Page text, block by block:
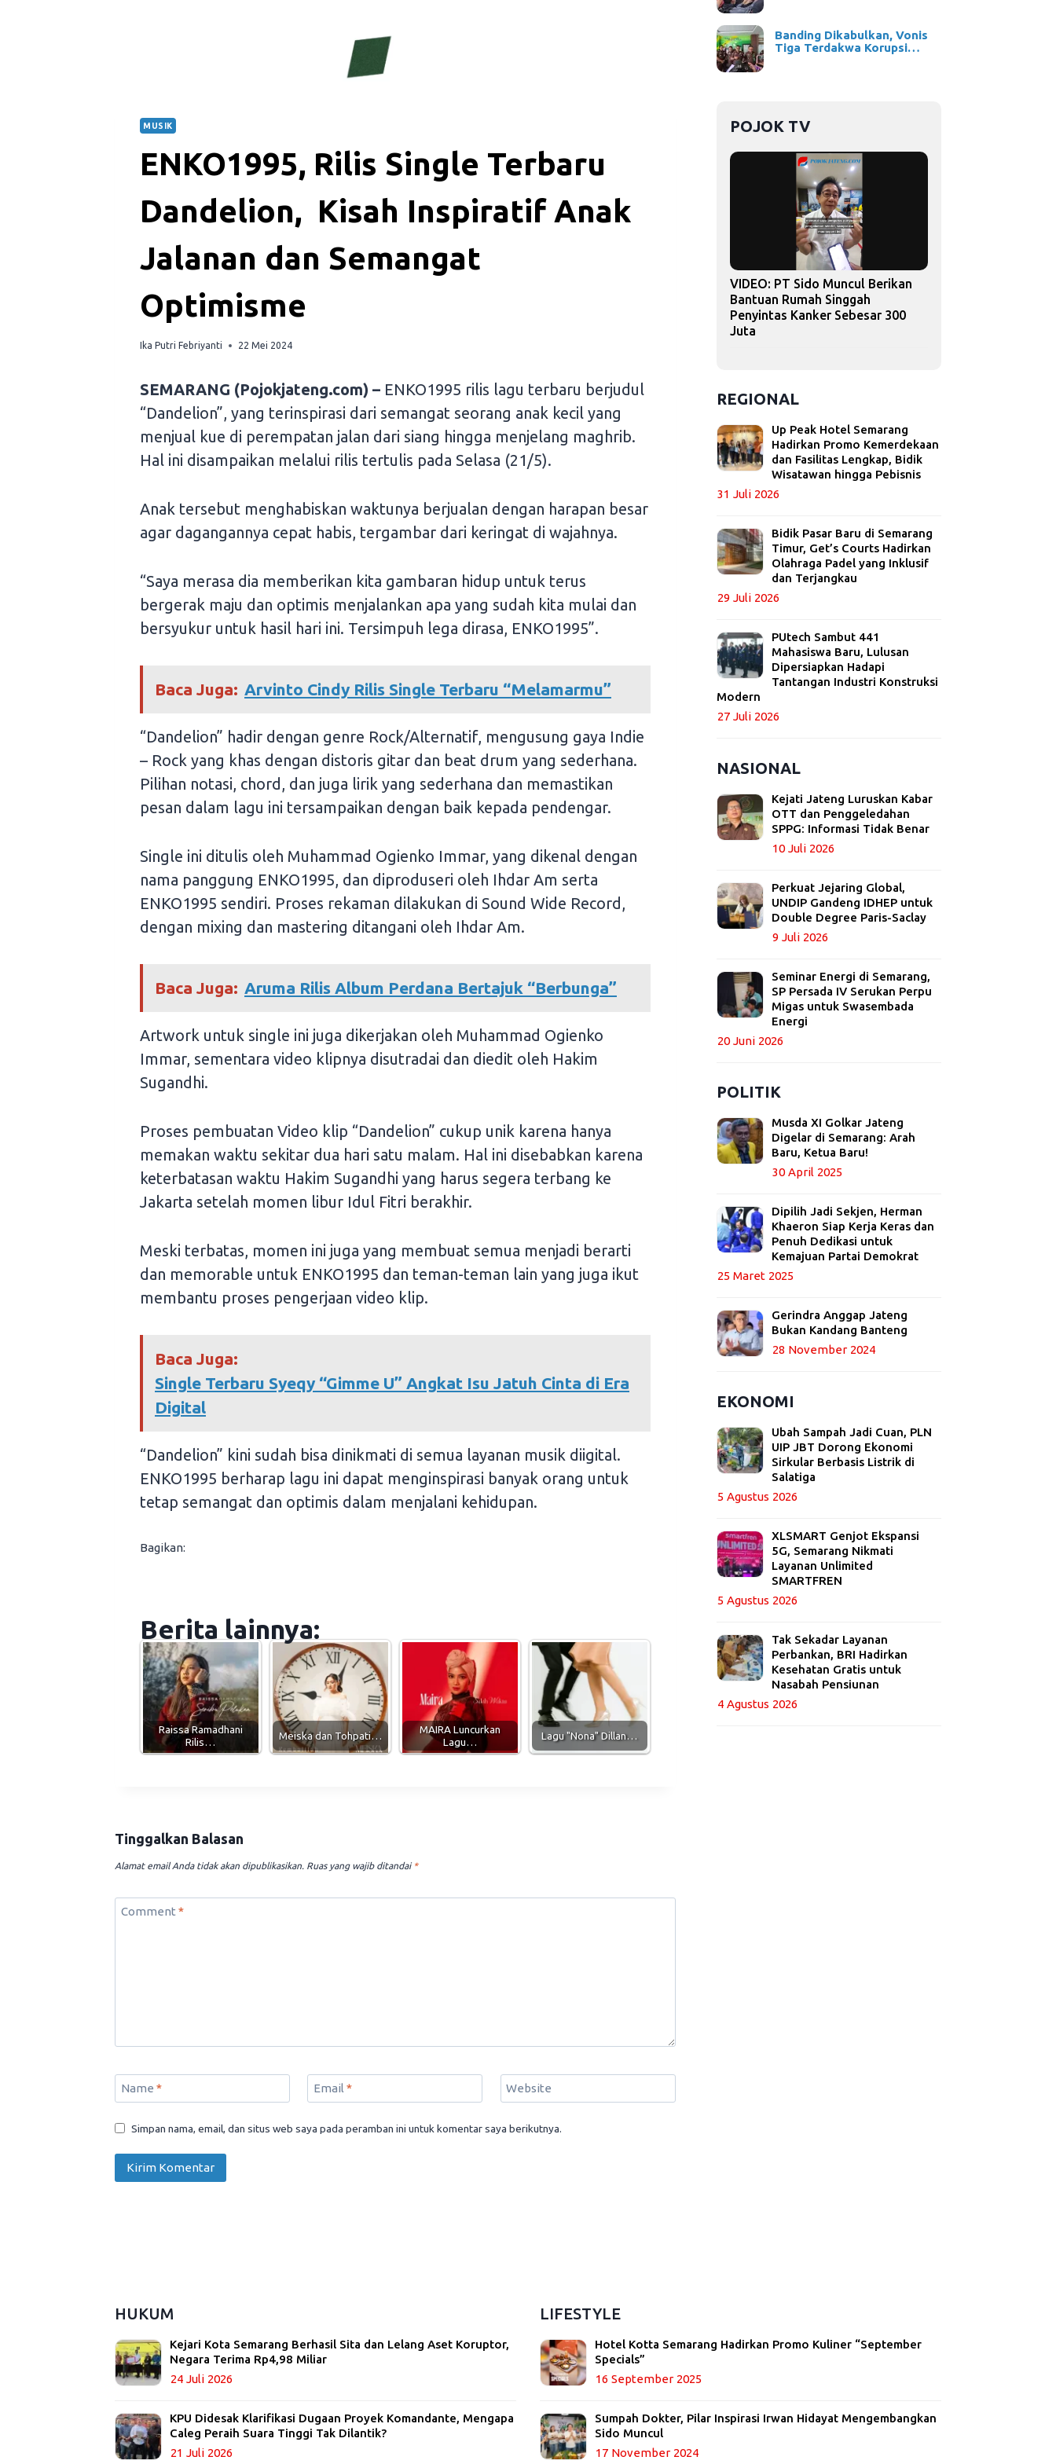
MUSIK
ENKO1995, Rilis Single Terbaru
Dandelion, Kisah Inspiratif Anak
Jalanan dan Semangat
Optimisme
Ika Putri Febriyanti 22 Mei 2024
SEMARANG (Pojokjateng.com) – ENKO1995 rilis lagu terbaru berjudul
“Dandelion”, yang terinspirasi dari semangat seorang anak kecil yang
menjual kue di perempatan jalan dari siang hingga menjelang maghrib.
Hal ini disampaikan melalui rilis tertulis pada Selasa (21/5).
Anak tersebut menghabiskan waktunya berjualan dengan harapan besar
agar dagangannya cepat habis, tergambar dari keringat di wajahnya.
“Saya merasa dia memberikan kita gambaran hidup untuk terus
bergerak maju dan optimis menjalankan apa yang sudah kita mulai dan
bersyukur untuk hasil hari ini. Tersimpuh lega dirasa, ENKO1995”.
Baca Juga: Arvinto Cindy Rilis Single Terbaru “Melamarmu”
“Dandelion” hadir dengan genre Rock/Alternatif, mengusung gaya Indie
– Rock yang khas dengan distoris gitar dan beat drum yang sederhana.
Pilihan notasi, chord, dan juga lirik yang sederhana dan memastikan
pesan dalam lagu ini tersampaikan dengan baik kepada pendengar.
Single ini ditulis oleh Muhammad Ogienko Immar, yang dikenal dengan
nama panggung ENKO1995, dan diproduseri oleh Ihdar Am serta
ENKO1995 sendiri. Proses rekaman dilakukan di Sound Wide Record,
dengan mixing dan mastering ditangani oleh Ihdar Am.
Baca Juga: Aruma Rilis Album Perdana Bertajuk “Berbunga”
Artwork untuk single ini juga dikerjakan oleh Muhammad Ogienko
Immar, sementara video klipnya disutradai dan diedit oleh Hakim
Sugandhi.
Proses pembuatan Video klip “Dandelion” cukup unik karena hanya
memakan waktu sekitar dua hari satu malam. Hal ini disebabkan karena
keterbatasan waktu Hakim Sugandhi yang harus segera terbang ke
Jakarta setelah momen libur Idul Fitri berakhir.
Meski terbatas, momen ini juga yang membuat semua menjadi berarti
dan memorable untuk ENKO1995 dan teman-teman lain yang juga ikut
membantu proses pengerjaan video klip.
Baca Juga:
Single Terbaru Syeqy “Gimme U” Angkat Isu Jatuh Cinta di Era
Digital
“Dandelion” kini sudah bisa dinikmati di semua layanan musik diigital.
ENKO1995 berharap lagu ini dapat menginspirasi banyak orang untuk
tetap semangat dan optimis dalam menjalani kehidupan.
Bagikan:
Berita lainnya:
Raissa Ramadhani
Rilis…
Meiska dan Tohpati…
MAIRA Luncurkan
Lagu…
Lagu "Nona" Dillan…
Tinggalkan Balasan
Alamat email Anda tidak akan dipublikasikan. Ruas yang wajib ditandai *
Comment *
Name * Email * Website
Simpan nama, email, dan situs web saya pada peramban ini untuk komentar saya berikutnya.
Banding Dikabulkan, Vonis
Tiga Terdakwa Korupsi…
POJOK TV
VIDEO: PT Sido Muncul Berikan
Bantuan Rumah Singgah
Penyintas Kanker Sebesar 300
Juta
REGIONAL
Up Peak Hotel Semarang
Hadirkan Promo Kemerdekaan
dan Fasilitas Lengkap, Bidik
Wisatawan hingga Pebisnis
31 Juli 2026
Bidik Pasar Baru di Semarang
Timur, Get’s Courts Hadirkan
Olahraga Padel yang Inklusif
dan Terjangkau
29 Juli 2026
PUtech Sambut 441
Mahasiswa Baru, Lulusan
Dipersiapkan Hadapi
Tantangan Industri Konstruksi
Modern
27 Juli 2026
NASIONAL
Kejati Jateng Luruskan Kabar
OTT dan Penggeledahan
SPPG: Informasi Tidak Benar
10 Juli 2026
Perkuat Jejaring Global,
UNDIP Gandeng IDHEP untuk
Double Degree Paris-Saclay
9 Juli 2026
Seminar Energi di Semarang,
SP Persada IV Serukan Perpu
Migas untuk Swasembada
Energi
20 Juni 2026
POLITIK
Musda XI Golkar Jateng
Digelar di Semarang: Arah
Baru, Ketua Baru!
30 April 2025
Dipilih Jadi Sekjen, Herman
Khaeron Siap Kerja Keras dan
Penuh Dedikasi untuk
Kemajuan Partai Demokrat
25 Maret 2025
Gerindra Anggap Jateng
Bukan Kandang Banteng
28 November 2024
EKONOMI
Ubah Sampah Jadi Cuan, PLN
UIP JBT Dorong Ekonomi
Sirkular Berbasis Listrik di
Salatiga
5 Agustus 2026
XLSMART Genjot Ekspansi
5G, Semarang Nikmati
Layanan Unlimited
SMARTFREN
5 Agustus 2026
Tak Sekadar Layanan
Perbankan, BRI Hadirkan
Kesehatan Gratis untuk
Nasabah Pensiunan
4 Agustus 2026
HUKUM
Kejari Kota Semarang Berhasil Sita dan Lelang Aset Koruptor,
Negara Terima Rp4,98 Miliar
24 Juli 2026
KPU Didesak Klarifikasi Dugaan Proyek Komandante, Mengapa
Caleg Peraih Suara Tinggi Tak Dilantik?
21 Juli 2026
LIFESTYLE
Hotel Kotta Semarang Hadirkan Promo Kuliner “September
Specials”
16 September 2025
Sumpah Dokter, Pilar Inspirasi Irwan Hidayat Mengembangkan
Sido Muncul
17 November 2024